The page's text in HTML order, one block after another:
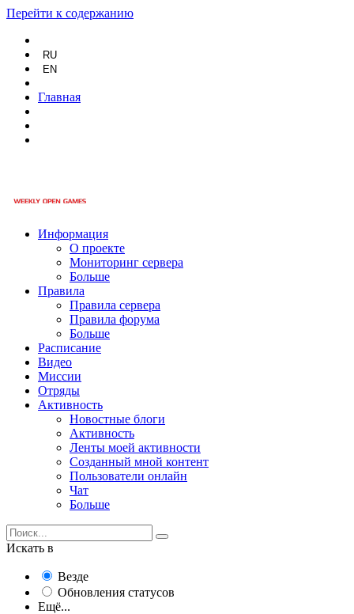
Перейти к содержанию
RU
EN
Главная
Информация
О проекте
Мониторинг сервера
Больше
Правила
Правила сервера
Правила форума
Больше
Расписание
Видео
Миссии
Отряды
Активность
Новостные блоги
Активность
Ленты моей активности
Созданный мной контент
Пользователи онлайн
Чат
Больше
Искать в
Везде
Обновления статусов
Ещё...